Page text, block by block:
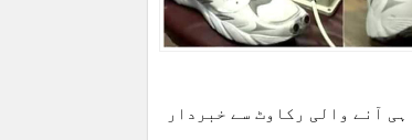
آنے والی رکاوٹ سے خبردار